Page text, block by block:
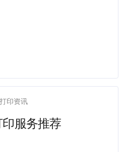
印资讯
服务推荐